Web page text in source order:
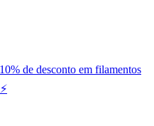
de desconto em filamentos